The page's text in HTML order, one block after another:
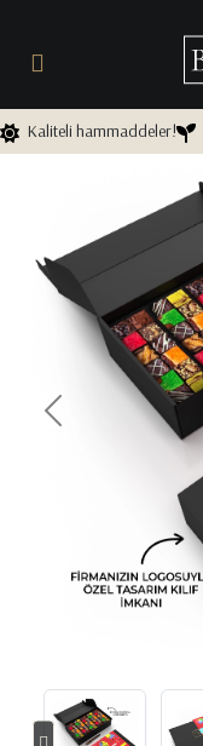
Kaliteli hammaddeler!
Önceki